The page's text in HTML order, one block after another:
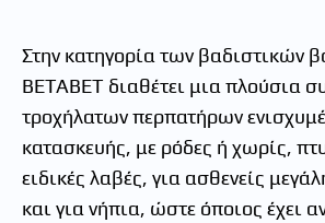
Στην κατηγορία των βαδιστικών
ΒΕΤΑΒΕΤ διαθέτει μια πλούσια
τροχήλατων περπατήρων
κατασκευής, με ρόδες ή χωρίς,
ειδικές λαβές, για ασθενείς
και για νήπια, ώστε όποιος έχει